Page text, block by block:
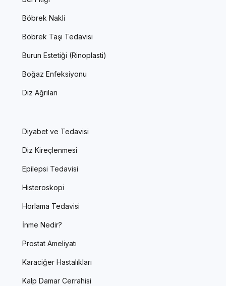
Böbrek Nakli
Böbrek Taşı Tedavisi
Burun Estetiği (Rinoplasti)
Boğaz Enfeksiyonu
Diz Ağrıları
Diyabet ve Tedavisi
Diz Kireçlenmesi
Epilepsi Tedavisi
Histeroskopi
Horlama Tedavisi
İnme Nedir?
Prostat Ameliyatı
Karaciğer Hastalıkları
Kalp Damar Cerrahisi